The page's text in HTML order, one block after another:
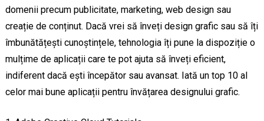
domenii precum publicitate, marketing, web design sau
creație de conținut. Dacă vrei să înveți design grafic sau să îți
îmbunătățești cunoștințele, tehnologia îți pune la dispoziție o
mulțime de aplicații care te pot ajuta să înveți eficient,
indiferent dacă ești începător sau avansat. Iată un top 10 al
celor mai bune aplicații pentru învățarea designului grafic.